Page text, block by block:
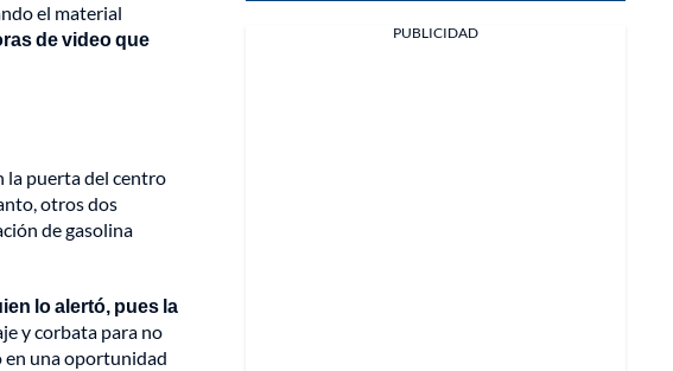
el material
de video que
la puerta del centro
otros dos
de gasolina
lo alertó, pues la
y corbata para no
en una oportunidad
PUBLICIDAD